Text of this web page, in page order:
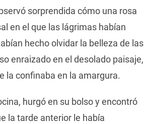
sorprendida cómo una rosa
en el que las lágrimas habían
hecho olvidar la belleza de las
enraizado en el desolado paisaje,
la confinaba en la amargura.
hurgó en su bolso y encontró
la tarde anterior le había